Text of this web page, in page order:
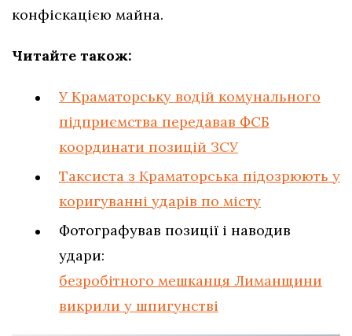
конфіскацією майна.
Читайте також:
У Краматорську водій комунального
підприємства передавав ФСБ
координати позицій ЗСУ
Таксиста з Краматорська підозрюють у
коригуванні ударів по місту
Фотографував позиції і наводив
удари:
безробітного мешканця Лиманщини
викрили у шпигунстві